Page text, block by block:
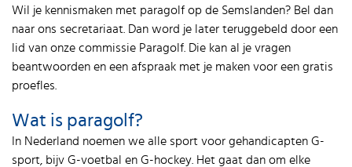
Wil je kennismaken met paragolf op de Semslanden? Bel dan
naar ons secretariaat. Dan word je later teruggebeld door een
lid van onze commissie Paragolf. Die kan al je vragen
beantwoorden en een afspraak met je maken voor een gratis
proefles.
Wat is paragolf?
In Nederland noemen we alle sport voor gehandicapten G-
sport, bijv G-voetbal en G-hockey. Het gaat dan om elke